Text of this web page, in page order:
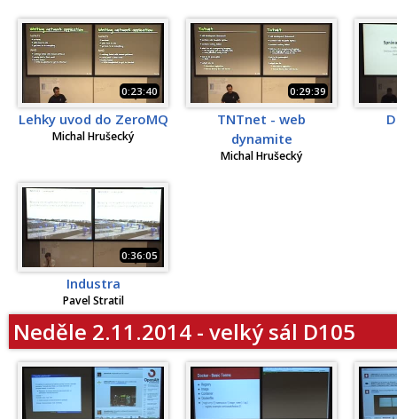
0:23:40
Lehky uvod do ZeroMQ
Michal Hrušecký
0:29:39
TNTnet - web
dynamite
Michal Hrušecký
0:36:05
Industra
Pavel Stratil
Neděle 2.11.2014 - velký sál D105